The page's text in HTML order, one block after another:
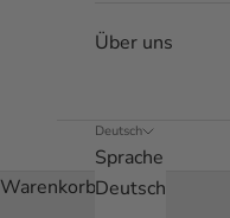
Über uns
Deutsch
Sprache
Deutsch
Warenkorb